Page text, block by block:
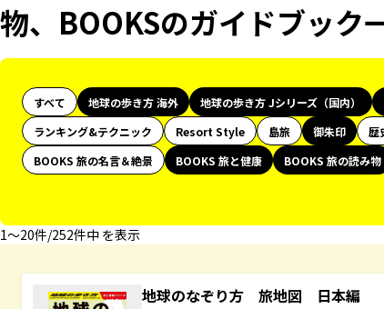
物、BOOKSのガイドブック
すべて 地球の歩き方 海外 地球の歩き方 Jシリーズ（国内）
ランキング&テクニック
Resort Style 島旅 御朱印 歴
BOOKS 旅の名言＆絶景
BOOKS 旅と健康 BOOKS 旅の読み物
1〜20件/252件中 を表示
地球のなぞり方 旅地図 日本編